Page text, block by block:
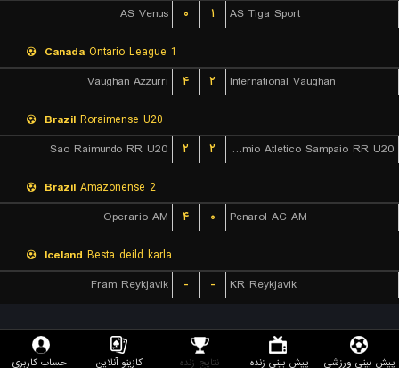
AS Venus
۰ ۱ AS Tiga Sport
Canada Ontario League 1
Vaughan Azzurri
۴ ۲ International Vaughan
Brazil Roraimense U20
Sao Raimundo RR U20
۲ ۲ Gremio Atletico Sampaio RR U20
Brazil Amazonense 2
Operario AM
۴ ۰ Penarol AC AM
Iceland Besta deild karla
Fram Reykjavik
- - KR Reykjavik
پیش بینی ورزشی پیش بینی زنده نتایج زنده کازینو آنلاین حساب کاربری